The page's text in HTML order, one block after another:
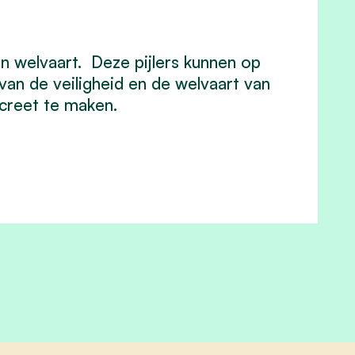
welvaart. Deze pijlers kunnen op
de veiligheid en de welvaart van
te maken.